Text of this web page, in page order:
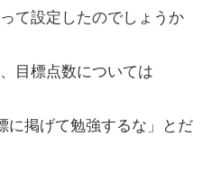
て設定したのでしょうか
目標点数については
に掲げて勉強するな」とだ